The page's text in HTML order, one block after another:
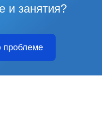
и занятия?
проблеме